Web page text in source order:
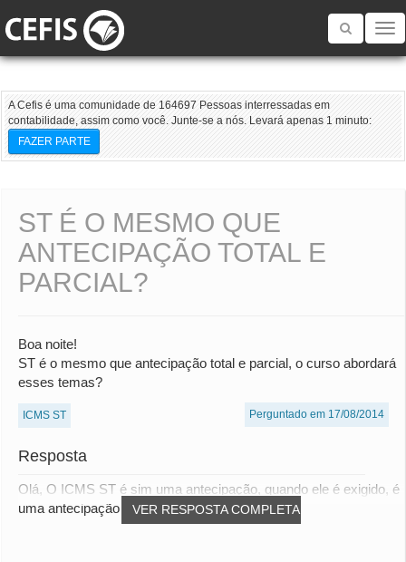
Toggle
A Cefis é uma comunidade de 164697 Pessoas interressadas em
contabilidade, assim como você. Junte-se a nós. Levará apenas 1 minuto:
FAZER PARTE
ST É O MESMO QUE
ANTECIPAÇÃO TOTAL E
PARCIAL?
Boa noite!
ST é o mesmo que antecipação total e parcial, o curso abordará
esses temas?
ICMS ST Perguntado em 17/08/2014
Resposta
VER RESPOSTA COMPLETA
Olá, O ICMS ST é sim uma antecipação, quando ele é exigido, é
uma antecipação total. Atenciosamente,...